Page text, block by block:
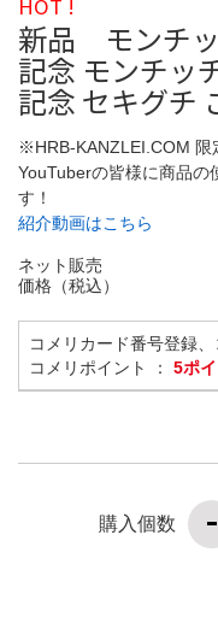
HOT !
新品 モンチ
記念 モンチッ
記念 セキグチ
※HRB-KANZLEI.COM 限
YouTuberの皆様に商品の
す！
紹介動画はこちら
ネット販売
価格（税込）
コメリカード番号登録
コメリポイント ： 5ポ
購入個数